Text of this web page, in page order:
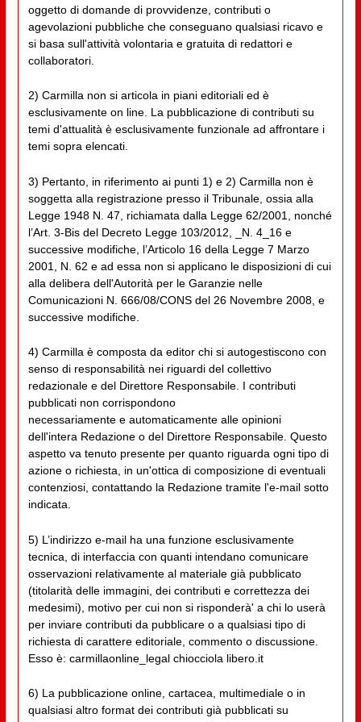
oggetto di domande di provvidenze, contributi o
agevolazioni pubbliche che conseguano qualsiasi ricavo e
si basa sull'attività volontaria e gratuita di redattori e
collaboratori.
2) Carmilla non si articola in piani editoriali ed è
esclusivamente on line. La pubblicazione di contributi su
temi d'attualità è esclusivamente funzionale ad affrontare i
temi sopra elencati.
3) Pertanto, in riferimento ai punti 1) e 2) Carmilla non è
soggetta alla registrazione presso il Tribunale, ossia alla
Legge 1948 N. 47, richiamata dalla Legge 62/2001, nonché
l’Art. 3-Bis del Decreto Legge 103/2012, _N. 4_16 e
successive modifiche, l’Articolo 16 della Legge 7 Marzo
2001, N. 62 e ad essa non si applicano le disposizioni di cui
alla delibera dell'Autorità per le Garanzie nelle
Comunicazioni N. 666/08/CONS del 26 Novembre 2008, e
successive modifiche.
4) Carmilla è composta da editor chi si autogestiscono con
senso di responsabilità nei riguardi del collettivo
redazionale e del Direttore Responsabile. I contributi
pubblicati non corrispondono
necessariamente e automaticamente alle opinioni
dell'intera Redazione o del Direttore Responsabile. Questo
aspetto va tenuto presente per quanto riguarda ogni tipo di
azione o richiesta, in un'ottica di composizione di eventuali
contenziosi, contattando la Redazione tramite l'e-mail sotto
indicata.
5) L’indirizzo e-mail ha una funzione esclusivamente
tecnica, di interfaccia con quanti intendano comunicare
osservazioni relativamente al materiale già pubblicato
(titolarità delle immagini, dei contributi e correttezza dei
medesimi), motivo per cui non si risponderà' a chi lo userà
per inviare contributi da pubblicare o a qualsiasi tipo di
richiesta di carattere editoriale, commento o discussione.
Esso è: carmillaonline_legal chiocciola libero.it
6) La pubblicazione online, cartacea, multimediale o in
qualsiasi altro format dei contributi già pubblicati su